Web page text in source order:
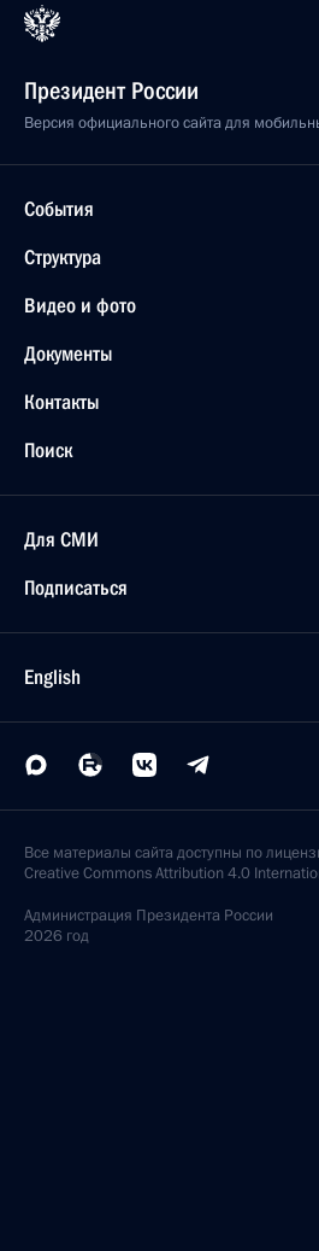
Президент России
Версия официального сайта для
События
Структура
Видео и фото
Документы
Контакты
Поиск
Для СМИ
Подписаться
English
Все материалы сайта доступны по
Creative Commons Attribution 4.0
Администрация Президента России
2026 год